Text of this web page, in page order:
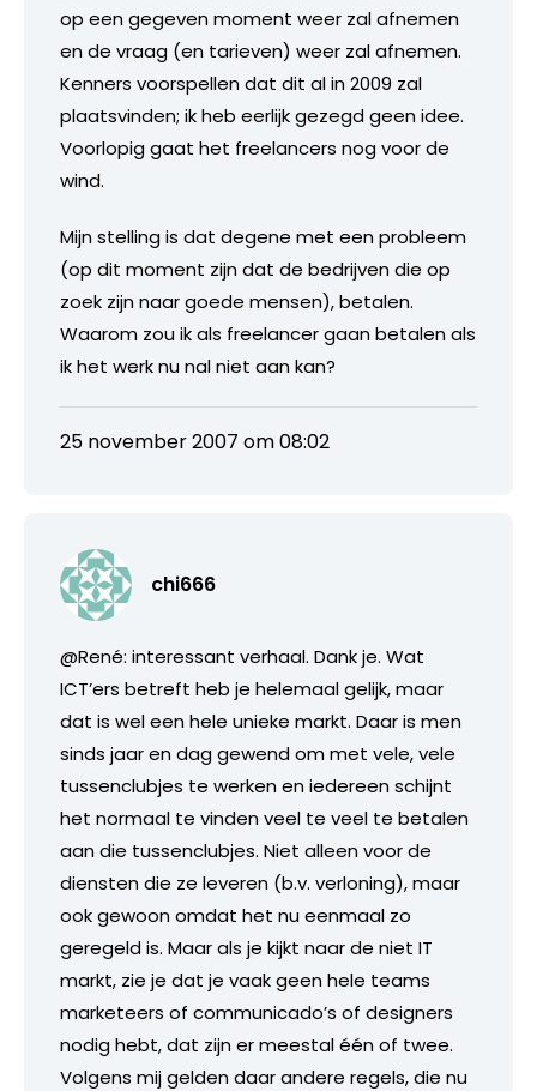
op een gegeven moment weer zal afnemen
en de vraag (en tarieven) weer zal afnemen.
Kenners voorspellen dat dit al in 2009 zal
plaatsvinden; ik heb eerlijk gezegd geen idee.
Voorlopig gaat het freelancers nog voor de
wind.
Mijn stelling is dat degene met een probleem
(op dit moment zijn dat de bedrijven die op
zoek zijn naar goede mensen), betalen.
Waarom zou ik als freelancer gaan betalen als
ik het werk nu nal niet aan kan?
25 november 2007 om 08:02
chi666
@René: interessant verhaal. Dank je. Wat
ICT’ers betreft heb je helemaal gelijk, maar
dat is wel een hele unieke markt. Daar is men
sinds jaar en dag gewend om met vele, vele
tussenclubjes te werken en iedereen schijnt
het normaal te vinden veel te veel te betalen
aan die tussenclubjes. Niet alleen voor de
diensten die ze leveren (b.v. verloning), maar
ook gewoon omdat het nu eenmaal zo
geregeld is. Maar als je kijkt naar de niet IT
markt, zie je dat je vaak geen hele teams
marketeers of communicado’s of designers
nodig hebt, dat zijn er meestal één of twee.
Volgens mij gelden daar andere regels, die nu